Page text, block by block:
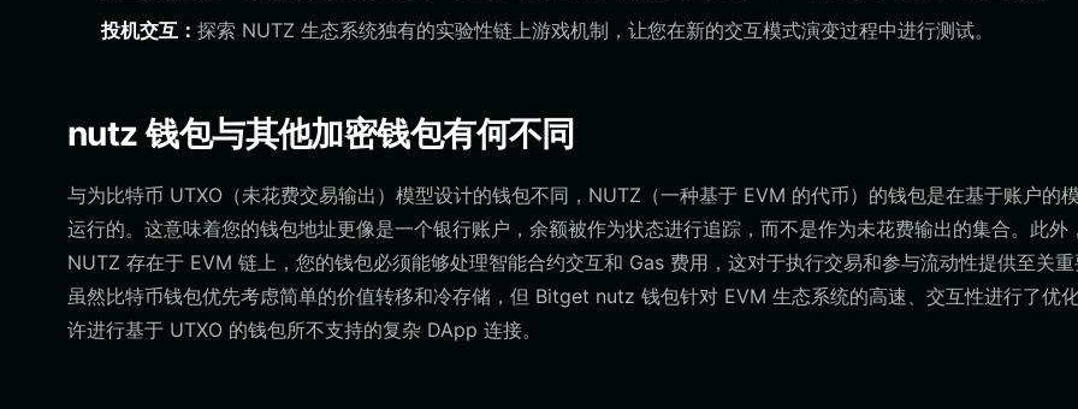
投机交互： 探索 NUTZ 生态系统独有的实验性链上游戏机制，让您在新的交互模式演变过程中进行测试。
nutz 钱包与其他加密钱包有何不同
与为比特币 UTXO（未花费交易输出）模型设计的钱包不同，NUTZ（一种基于 EVM 的代币）的钱包是在基于账户的
运行的。这意味着您的钱包地址更像是一个银行账户，余额被作为状态进行追踪，而不是作为未花费输出的集合。此外
NUTZ 存在于 EVM 链上，您的钱包必须能够处理智能合约交互和 Gas 费用，这对于执行交易和参与流动性提供至关重
虽然比特币钱包优先考虑简单的价值转移和冷存储，但 Bitget nutz 钱包针对 EVM 生态系统的高速、交互性进行了优
许进行基于 UTXO 的钱包所不支持的复杂 DApp 连接。